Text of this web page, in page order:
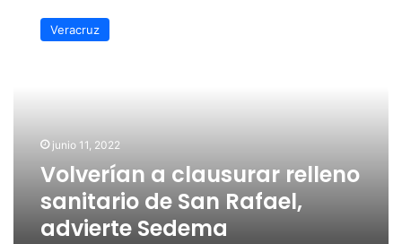
clausurar
advierte
Sedema
Veracruz
junio 11, 2022
Volverían a clausurar relleno
sanitario de San Rafael,
advierte Sedema